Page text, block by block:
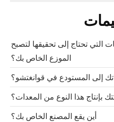
التي تحتاج إلى تحقيقها لتصبح
الموزع الخاص بك؟
إلى المستودع في قوانغتشو؟
هذا النوع من المعدات؟
أين يقع المصنع الخاص بك؟